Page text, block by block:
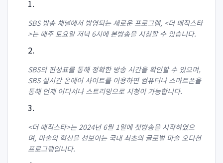
SBS 방송 채널에서 방영되는 새로운 프로그램, <더 매직스타
>는 매주 토요일 저녁 6시에 본방송을 시청할 수 있습니다.
SBS의 편성표를 통해 정확한 방송 시간을 확인할 수 있으며,
SBS 실시간 온에어 사이트를 이용하면 컴퓨터나 스마트폰을
통해 언제 어디서나 스트리밍으로 시청이 가능합니다.
<더 매직스타>는 2024년 6월 1일에 첫방송을 시작하였으
며, 마술의 혁신을 선보이는 국내 최초의 글로벌 마술 오디션
프로그램입니다.